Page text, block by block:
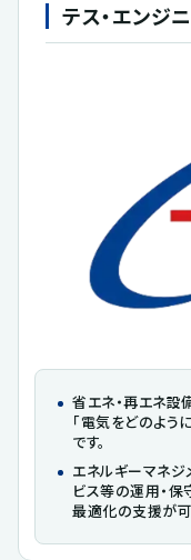
テス・エンジ
省エネ・再エネ設
「電気をどのよ
です。
エネルギーマネ
ビス等の運用・保
最適化の支援が可